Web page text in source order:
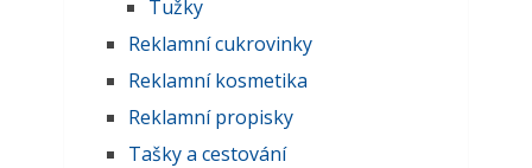
Tužky
Reklamní cukrovinky
Reklamní kosmetika
Reklamní propisky
Tašky a cestování